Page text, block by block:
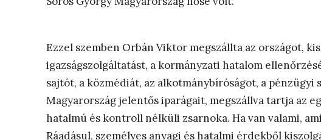
Ezzel szemben Orbán Viktor megszállta az országot,
igazságszolgáltatást, a kormányzati hatalom
sajtót, a közmédiát, az alkotmánybíróságot, a
Magyarország jelentős iparágait, megszállva tartja az
hatalmú és kontroll nélküli zsarnoka. Ha van valami,
Ráadásul, személyes anyagi és hatalmi érdekből